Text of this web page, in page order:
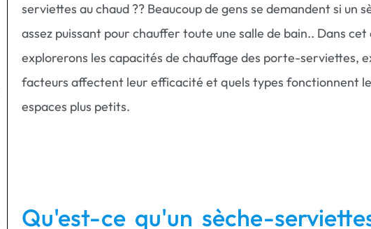
serviettes au chaud ?? Beaucoup de gens se demandent si un
assez puissant pour chauffer toute une salle de bain.. Dans
explorerons les capacités de chauffage des porte-serviettes,
facteurs affectent leur efficacité et quels types fonctionnent le
espaces plus petits.
Qu'est-ce qu'un sèche-